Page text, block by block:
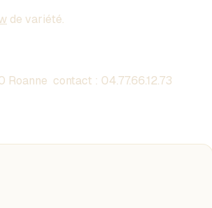
de variété.
Roanne contact : 04.77.66.12.73